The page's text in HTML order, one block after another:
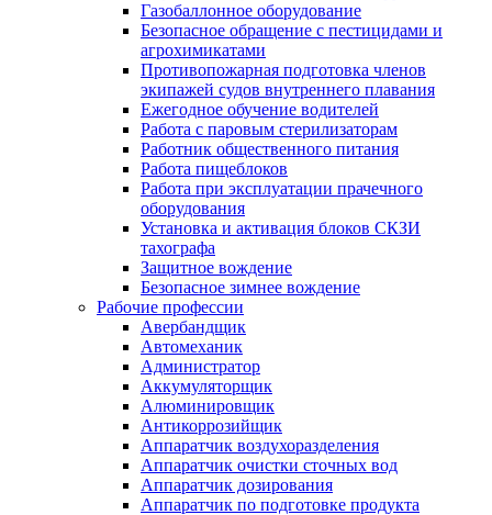
Газобаллонное оборудование
Безопасное обращение с пестицидами и
агрохимикатами
Противопожарная подготовка членов
экипажей судов внутреннего плавания
Ежегодное обучение водителей
Работа с паровым стерилизаторам
Работник общественного питания
Работа пищеблоков
Работа при эксплуатации прачечного
оборудования
Установка и активация блоков СКЗИ
тахографа
Защитное вождение
Безопасное зимнее вождение
Рабочие профессии
Авербандщик
Автомеханик
Администратор
Аккумуляторщик
Алюминировщик
Антикоррозийщик
Аппаратчик воздухоразделения
Аппаратчик очистки сточных вод
Аппаратчик дозирования
Аппаратчик по подготовке продукта